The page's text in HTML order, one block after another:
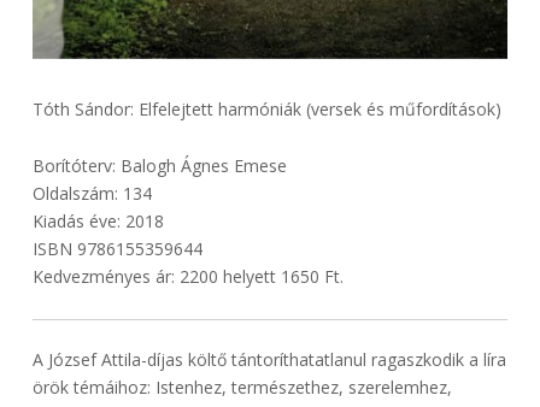
Tóth Sándor: Elfelejtett harmóniák (versek és műfordítások)
Borítóterv: Balogh Ágnes Emese
Oldalszám: 134
Kiadás éve: 2018
ISBN 9786155359644
Kedvezményes ár: 2200 helyett 1650 Ft.
A József Attila-díjas költő tántoríthatatlanul ragaszkodik a líra
örök témáihoz: Istenhez, természethez, szerelemhez,